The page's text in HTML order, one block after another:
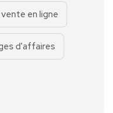
vente en ligne
d'affaires